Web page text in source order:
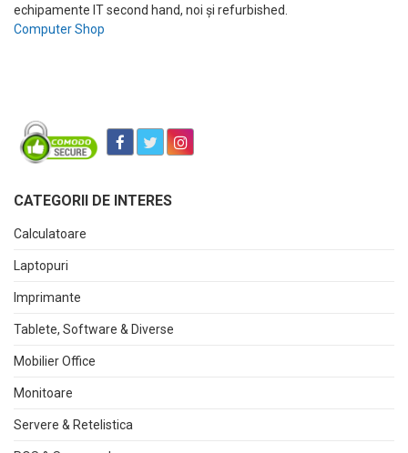
echipamente IT second hand, noi și refurbished.
Computer Shop
CATEGORII DE INTERES
Calculatoare
Laptopuri
Imprimante
Tablete, Software & Diverse
Mobilier Office
Monitoare
Servere & Retelistica